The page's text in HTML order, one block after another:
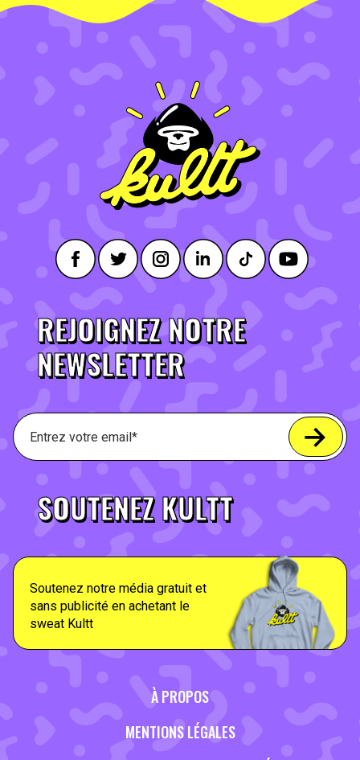
REJOIGNEZ NOTRE
NEWSLETTER
SOUTENEZ KULTT
Soutenez notre média gratuit et
sans publicité en achetant le
sweat Kultt
À PROPOS
MENTIONS LÉGALES